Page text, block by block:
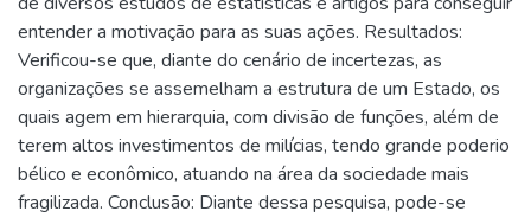
entender a motivação para as suas ações. Resultados:
Verificou-se que, diante do cenário de incertezas, as
organizações se assemelham a estrutura de um Estado, os
quais agem em hierarquia, com divisão de funções, além de
terem altos investimentos de milícias, tendo grande poderio
bélico e econômico, atuando na área da sociedade mais
fragilizada. Conclusão: Diante dessa pesquisa, pode-se